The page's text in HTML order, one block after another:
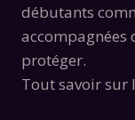
débutants
accompagnées
protéger.
Tout savoir sur